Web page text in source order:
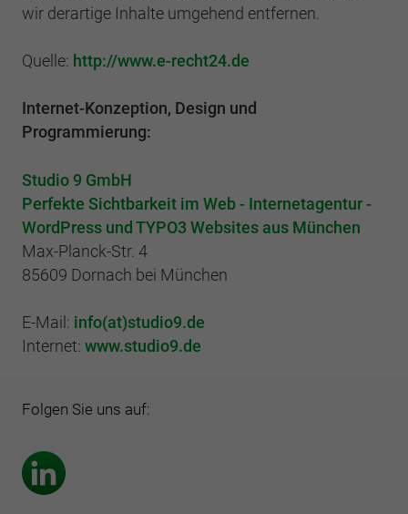
wir derartige Inhalte umgehend entfernen.
Quelle: http://www.e-recht24.de
Internet-Konzeption, Design und
Programmierung:
Studio 9 GmbH
Perfekte Sichtbarkeit im Web - Internetagentur -
WordPress und TYPO3 Websites aus München
Max-Planck-Str. 4
85609 Dornach bei München
E-Mail: info(at)studio9.de
Internet: www.studio9.de
Folgen Sie uns auf: